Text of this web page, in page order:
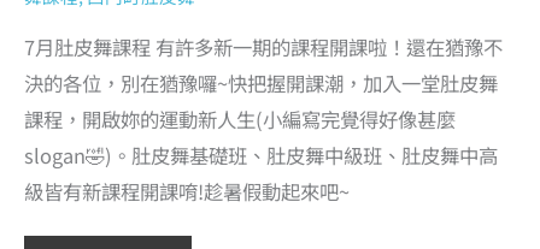
7月肚皮舞課程 有許多新一期的課程開課啦！還在猶豫不
決的各位，別在猶豫囉~快把握開課潮，加入一堂肚皮舞
課程，開啟妳的運動新人生(小編寫完覺得好像甚麼
slogan🤣)。肚皮舞基礎班、肚皮舞中級班、肚皮舞中高
級皆有新課程開課唷!趁暑假動起來吧~